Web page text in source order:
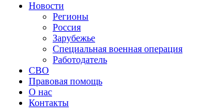
Новости
Регионы
Россия
Зарубежье
Специальная военная операция
Работодатель
СВО
Правовая помощь
О нас
Контакты